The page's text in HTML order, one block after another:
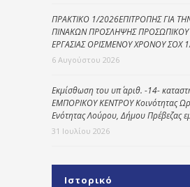
ΠΡΑΚΤΙΚΟ 1/2026ΕΠΙΤΡΟΠΗΣ ΓΙΑ
ΠΙΝΑΚΩΝ ΠΡΟΣΛΗΨΗΣ
ΕΡΓΑΣΙΑΣ ΟΡΙΣΜΕΝΟΥ ΧΡΟΝΟΥ ΣΟΧ
6 Αυγούστου 2026
Εκμίσθωση του υπ΄ αριθ. -14-
ΕΜΠΟΡΙΚΟΥ ΚΕΝΤΡΟΥ Κοινότητας
Ενότητας Λούρου, Δήμου Πρέβεζας
31 Ιουλίου 2026
Ιστορικό